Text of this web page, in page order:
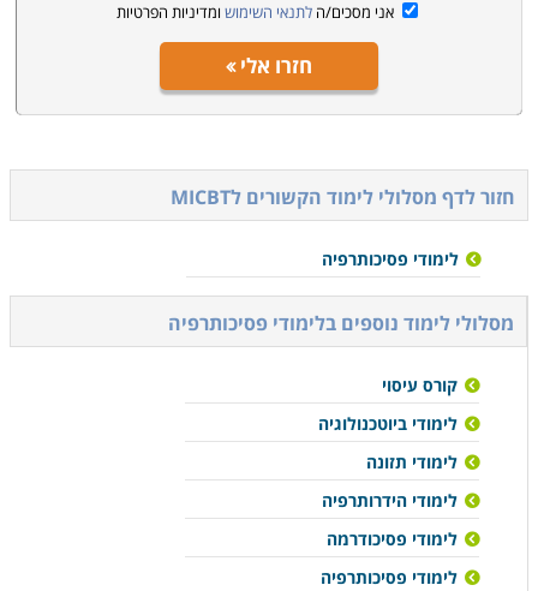
אני מסכים/ה לתנאי השימוש ומדיניות הפרטיות
חזרו אלי
חזור לדף מסלולי לימוד הקשורים לMICBT
לימודי פסיכותרפיה
מסלולי לימוד נוספים בלימודי פסיכותרפיה
קורס עיסוי
לימודי ביוטכנולוגיה
לימודי תזונה
לימודי הידרותרפיה
לימודי פסיכודרמה
לימודי פסיכותרפיה